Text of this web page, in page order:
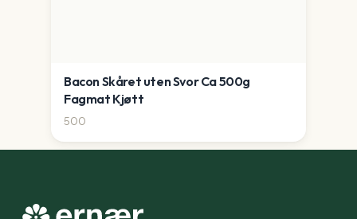
Bacon Skåret uten Svor Ca 500g
Fagmat Kjøtt
500